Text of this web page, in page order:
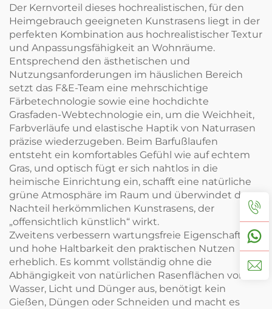
Der Kernvorteil dieses hochrealistischen, für den
Heimgebrauch geeigneten Kunstrasens liegt in der
perfekten Kombination aus hochrealistischer Textur
und Anpassungsfähigkeit an Wohnräume.
Entsprechend den ästhetischen und
Nutzungsanforderungen im häuslichen Bereich
setzt das F&E-Team eine mehrschichtige
Färbetechnologie sowie eine hochdichte
Grasfaden-Webtechnologie ein, um die Weichheit,
Farbverläufe und elastische Haptik von Naturrasen
präzise wiederzugeben. Beim Barfußlaufen
entsteht ein komfortables Gefühl wie auf echtem
Gras, und optisch fügt er sich nahtlos in die
heimische Einrichtung ein, schafft eine natürliche
grüne Atmosphäre im Raum und überwindet den
Nachteil herkömmlichen Kunstrasens, der
„offensichtlich künstlich“ wirkt.
Zweitens verbessern wartungsfreie Eigenschaften
und hohe Haltbarkeit den praktischen Nutzen
erheblich. Es kommt vollständig ohne die
Abhängigkeit von natürlichen Rasenflächen von
Wasser, Licht und Dünger aus, benötigt kein
Gießen, Düngen oder Schneiden und macht es